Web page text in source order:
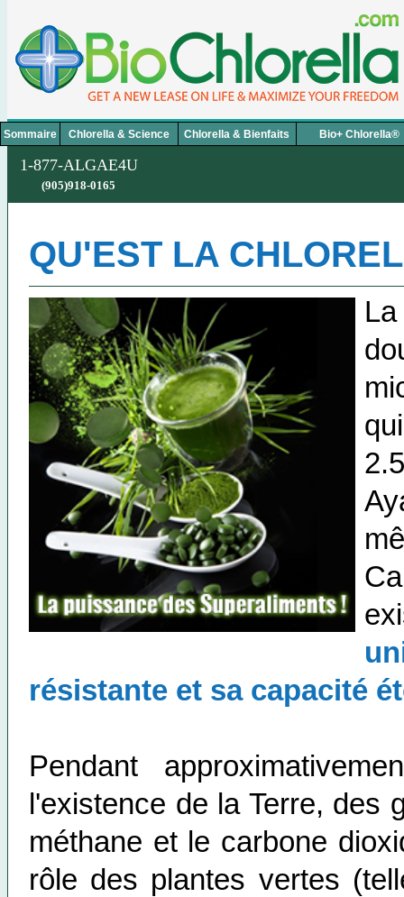
1-877-ALGAE4U
(905)918-0165
Sommaire C hlorella & Science C hlorella & Bienfaits Bio+ Chlorella®
QU'EST LA
résistante et sa capacité
Pendant
l'existence de la Terre, des
méthane et le carbone
rôle des plantes vertes